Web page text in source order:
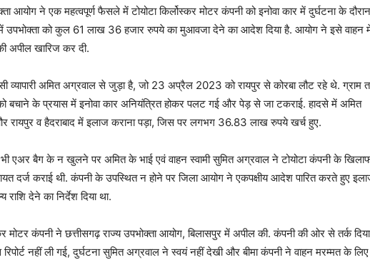
आयोग ने एक महत्वपूर्ण फैसले में टोयोटा किर्लोस्कर मोटर कंपनी को इनोवा कार में दुर्घटना के दौरान
को कुल 61 लाख 36 हजार रुपये का मुआवजा देने का आदेश दिया है. आयोग ने इसे वाहन
अपील खारिज कर दी.
व्यापारी अमित अग्रवाल से जुड़ा है, जो 23 अप्रैल 2023 को रायपुर से कोरबा लौट रहे थे. ग्राम
बचाने के प्रयास में इनोवा कार अनियंत्रित होकर पलट गई और पेड़ से जा टकराई. हादसे में अमित
रायपुर व हैदराबाद में इलाज कराना पड़ा, जिस पर लगभग 36.83 लाख रुपये खर्च हुए.
एअर बैग के न खुलने पर अमित के भाई एवं वाहन स्वामी सुमित अग्रवाल ने टोयोटा कंपनी के
दर्ज कराई थी. कंपनी के उपस्थित न होने पर जिला आयोग ने एकपक्षीय आदेश पारित करते हुए
देने का निर्देश दिया था.
मोटर कंपनी ने छत्तीसगढ़ राज्य उपभोक्ता आयोग, बिलासपुर में अपील की. कंपनी की ओर से तर्क दिया
नहीं ली गई, दुर्घटना सुमित अग्रवाल ने स्वयं नहीं देखी और बीमा कंपनी ने वाहन मरम्मत के